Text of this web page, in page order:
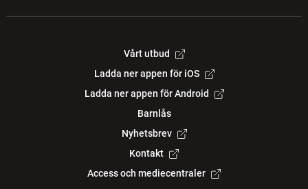
Vårt utbud
Ladda ner appen för iOS
Ladda ner appen för Android
Barnlås
Nyhetsbrev
Kontakt
Access och mediecentraler